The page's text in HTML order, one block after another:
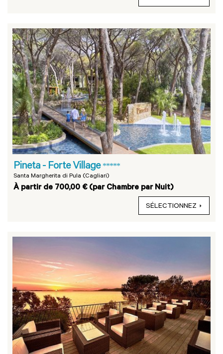
Pineta - Forte Village *****
Santa Margherita di Pula (Cagliari)
À partir de 700,00 € (par Chambre par Nuit)
SÉLECTIONNEZ